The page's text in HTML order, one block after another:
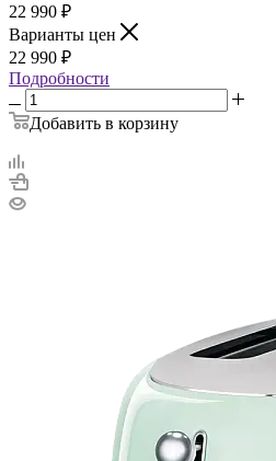
22 990 ₽
Варианты цен
22 990 ₽
Подробности
Добавить в корзину